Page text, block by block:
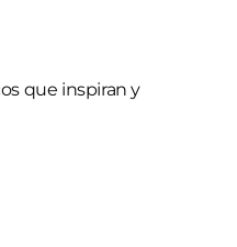
que inspiran y